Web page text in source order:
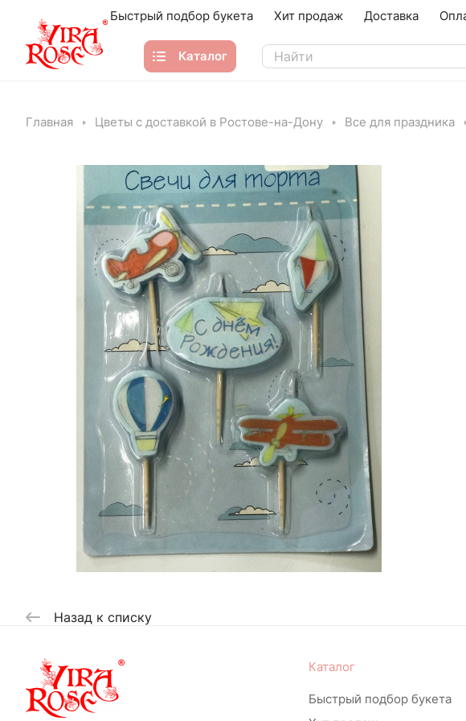
Быстрый подбор букета Хит продаж Доставка
Каталог
Главная Цветы с доставкой в Ростове-на-Дону Все для праздника
Назад к списку
Каталог
Быстрый подбор букета